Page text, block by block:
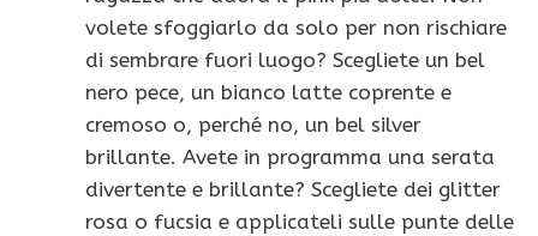
volete sfoggiarlo da solo per non rischiare
di sembrare fuori luogo? Scegliete un bel
nero pece, un bianco latte coprente e
cremoso o, perché no, un bel silver
brillante. Avete in programma una serata
divertente e brillante? Scegliete dei glitter
rosa o fucsia e applicateli sulle punte delle